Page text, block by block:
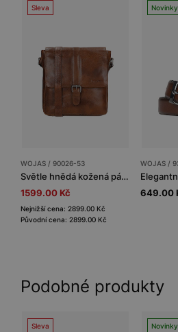
Sleva
WOJAS / 90026-53
Světle hnědá kožená pánská taška přes rameno
1599.00 Kč
Nejnižší cena: 2899.00 Kč
Původní cena: 2899.00 Kč
Novinky
WOJAS /
649.00
Podobné produkty
Sleva Novinky